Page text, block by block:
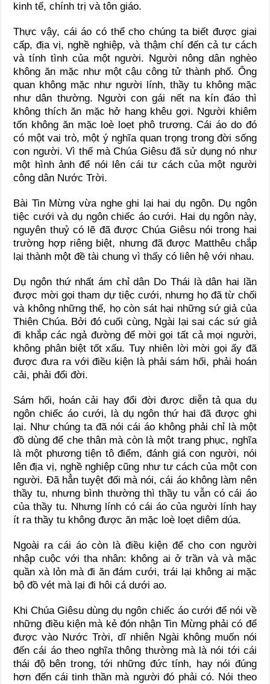
kinh tế, chính trị và tôn giáo.
Thực vậy, cái áo có thể cho chúng ta biết được giai
cấp, địa vị, nghề nghiệp, và thậm chí đến cả tư cách
và tính tình của một người. Người nông dân nghèo
không ăn mặc như một cậu công tử thành phố. Ông
quan không mặc như người lính, thầy tu không mặc
như dân thường. Người con gái nết na kín đáo thì
không thích ăn mặc hở hang khêu gợi. Người khiêm
tốn không ăn mặc loè loẹt phô trương. Cái áo do đó
có một vai trò, một ý nghĩa quan trọng trong đời sống
con người. Vì thế mà Chúa Giêsu đã sử dụng nó như
một hình ảnh để nói lên cái tư cách của một người
công dân Nước Trời.
Bài Tin Mừng vừa nghe ghi lại hai dụ ngôn. Dụ ngôn
tiệc cưới và dụ ngôn chiếc áo cưới. Hai dụ ngôn này,
nguyên thuỷ có lẽ đã được Chúa Giêsu nói trong hai
trường hợp riêng biệt, nhưng đã được Matthêu chắp
lại thành một đề tài chung vì thấy có liên hệ với nhau.
Dụ ngôn thứ nhất ám chỉ dân Do Thái là dân hai lần
được mời gọi tham dự tiệc cưới, nhưng họ đã từ chối
và không những thế, họ còn sát hại những sứ giả của
Thiên Chúa. Bởi đó cuối cùng, Ngài lại sai các sứ giả
đi khắp các ngả đường để mời gọi tất cả mọi người,
không phân biệt tốt xấu. Tuy nhiên lời mời gọi ấy đã
được đưa ra với điều kiện là phải sám hối, phải hoán
cải, phải đổi đời.
Sám hối, hoán cải hay đổi đời được diễn tả qua dụ
ngôn chiếc áo cưới, là dụ ngôn thứ hai đã được ghi
lại. Như chúng ta đã nói cái áo không phải chỉ là một
đồ dùng để che thân mà còn là một trang phục, nghĩa
là một phương tiện tô điểm, đánh giá con người, nói
lên địa vị, nghề nghiệp cũng như tư cách của một con
người. Đã hẳn tuyệt đối mà nói, cái áo không làm nên
thầy tu, nhưng bình thường thì thầy tu vẫn có cái áo
của thầy tu. Nhưng lính có cái áo của người lính hay
ít ra thầy tu không được ăn mặc loè loẹt diêm dúa.
Ngoài ra cái áo còn là điều kiện để cho con người
nhập cuộc với tha nhân: không ai ở trần và và mặc
quần xà lỏn mà đi ăn đám cưới, trái lại không ai mặc
bộ đồ vét mà lại đi hôi cá dưới ao.
Khi Chúa Giêsu dùng dụ ngôn chiếc áo cưới để nói về
những điều kiện mà kẻ đón nhận Tin Mừng phải có để
được vào Nước Trời, dĩ nhiên Ngài không muốn nói
đến cái áo theo nghĩa thông thường mà là nói tới cái
thái độ bên trong, tới những đức tính, hay nói đúng
hơn đến cái tinh thần mà người đó phải có. Nói theo